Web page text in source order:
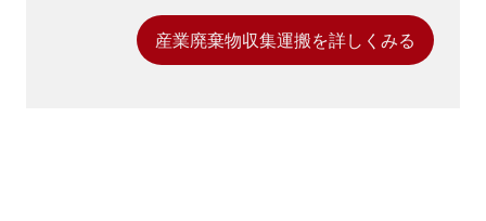
産業廃棄物収集運搬を詳しくみる